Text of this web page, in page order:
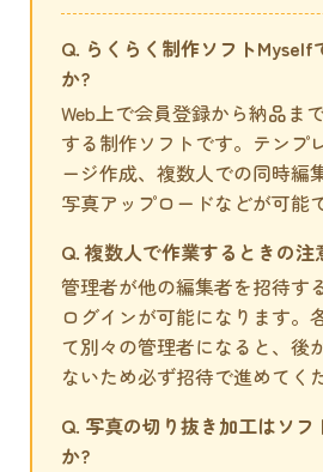
Q. らくらく制作ソフトMyself
か?
Web上で会員登録から納品ま
する制作ソフトです。テンプ
ージ作成、複数人での同時編
写真アップロードなどが可能
Q. 複数人で作業するときの
管理者が他の編集者を招待す
ログインが可能になります。
て別々の管理者になると、後
ないため必ず招待で進めてく
Q. 写真の切り抜き加工はソフ
か?